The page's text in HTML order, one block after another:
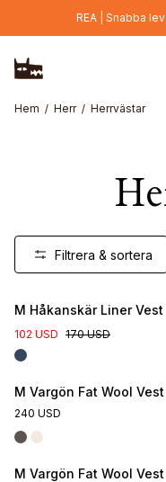
Hoppa till huvudinnehåll
REA | Snabba
Hem Herr Herrvästar
Filtrera & sortera
M Håkanskär Liner Vest
102 USD 170 USD
M Vargön Fat Wool Vest
240 USD
M Vargön Fat Wool Vest